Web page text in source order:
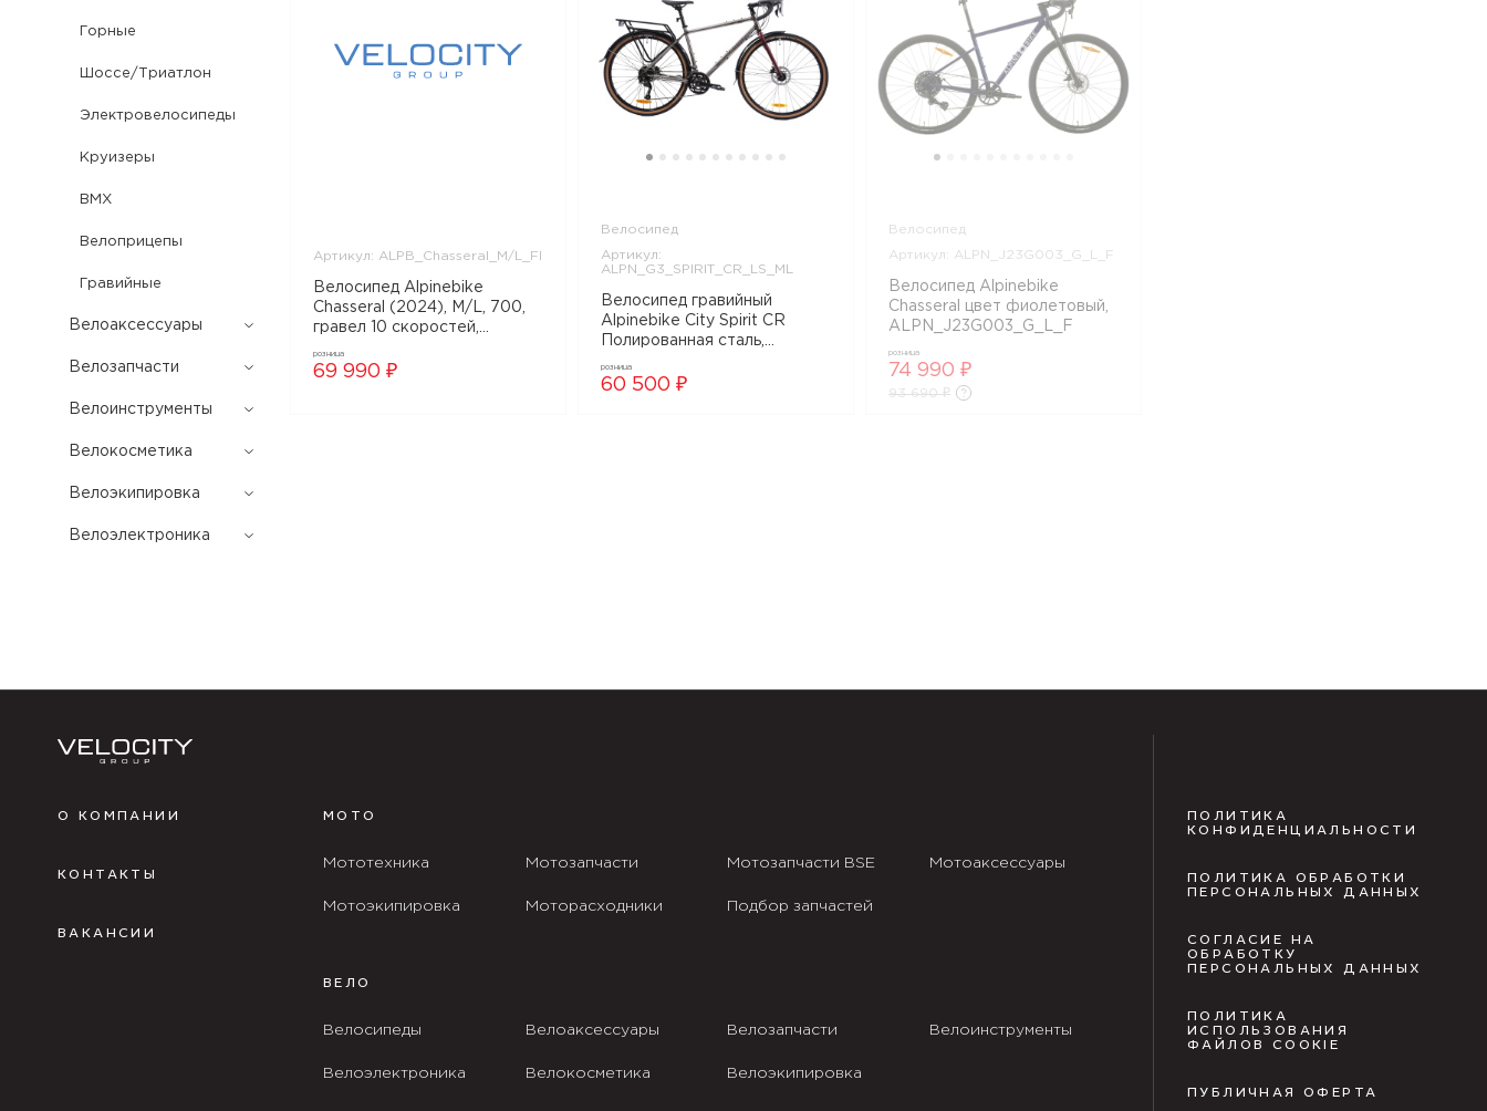
Горные
Шоссе/Триатлон
Электровелосипеды
Круизеры
BMX
Велоприцепы
Гравийные
Велоаксессуары
Велозапчасти
Велоинструменты
Велокосметика
Велоэкипировка
Велоэлектроника
Артикул: ALPB_Chasseral_M/L_Fl
Велосипед Alpinebike
Chasseral (2024), M/L, 700,
гравел 10 скоростей,
ALPB_Chasseral_M/L_Fl
розница
69 990 ₽
Велосипед
Артикул:
ALPN_G3_SPIRIT_CR_LS_ML
Велосипед гравийный
Alpinebike City Spirit CR
Полированная сталь,
розница
60 500 ₽
Велосипед
Артикул: ALPN_J23G003_G_L_F
Велосипед Alpinebike
Chasseral цвет фиолетовый,
ALPN_J23G003_G_L_F
розница
74 990 ₽
93 690 ₽
О КОМПАНИИ
КОНТАКТЫ
ВАКАНСИИ
МОТО
Мототехника Мотозапчасти Мотозапчасти BSE Мотоаксессуары
Мотоэкипировка Моторасходники Подбор запчастей
ВЕЛО
Велосипеды Велоаксессуары Велозапчасти Велоинструменты
Велоэлектроника Велокосметика Велоэкипировка
ПОЛИТИКА
КОНФИДЕНЦИАЛЬНОСТИ
ПОЛИТИКА ОБРАБОТКИ
ПЕРСОНАЛЬНЫХ ДАННЫХ
СОГЛАСИЕ НА
ОБРАБОТКУ
ПЕРСОНАЛЬНЫХ ДАННЫХ
ПОЛИТИКА
ИСПОЛЬЗОВАНИЯ
ФАЙЛОВ COOKIE
ПУБЛИЧНАЯ ОФЕРТА